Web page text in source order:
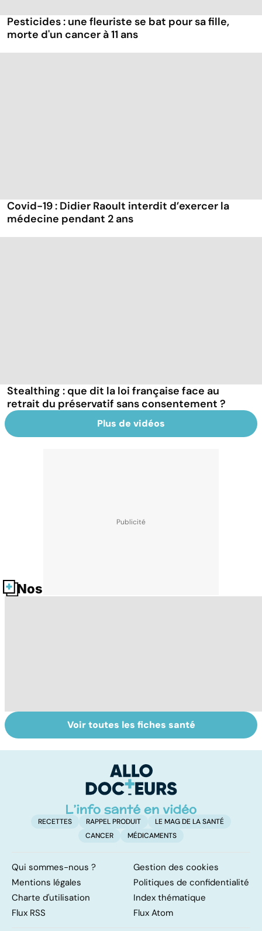
Pesticides : une fleuriste se bat pour sa fille,
morte d'un cancer à 11 ans
Covid-19 : Didier Raoult interdit d’exercer la
médecine pendant 2 ans
Stealthing : que dit la loi française face au
retrait du préservatif sans consentement ?
Plus de vidéos
Nos fiches santé
Comprendre les
myopathies
Faire du sport à
domicile, c'est
Voir toutes les fiches santé
RECETTES RAPPEL PRODUIT
LE MAG DE LA SANTÉ
CANCER
MÉDICAMENTS
Qui sommes-nous ?
Gestion des cookies
Mentions légales
Politiques de confidentialité
Charte d'utilisation
Index thématique
Flux RSS
Flux Atom